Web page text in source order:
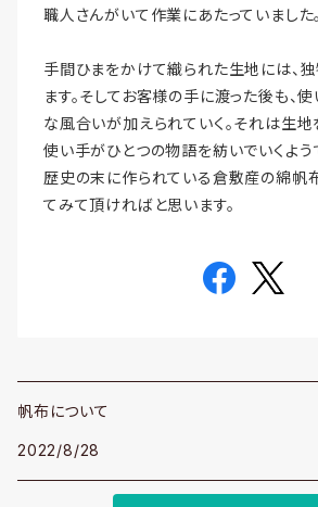
職人さんがいて作業にあたっていました。
手間ひまをかけて織られた生地には、
ます。そしてお客様の手に渡った後も、
な風合いが加えられていく。それは生地
使い手がひとつの物語を紡いでいくよう
歴史の末に作られている倉敷産の綿帆
てみて頂ければと思います。
帆布について
2022/8/28